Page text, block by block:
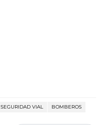
SEGURIDAD VIAL
BOMBEROS